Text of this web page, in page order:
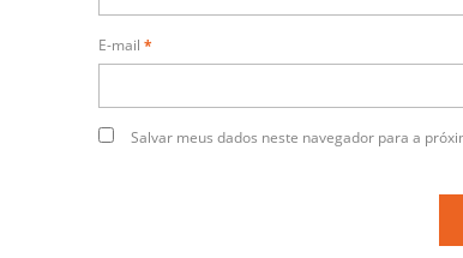
E-mail *
Salvar meus dados neste navegador para a